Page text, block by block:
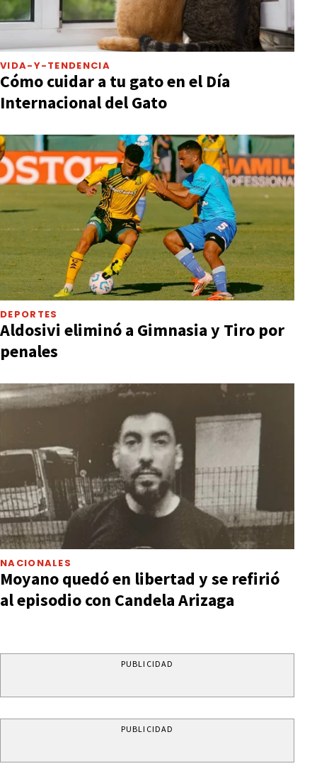
VIDA-Y-TENDENCIA
Cómo cuidar a tu gato en el Día
Internacional del Gato
DEPORTES
Aldosivi eliminó a Gimnasia y Tiro por
penales
NACIONALES
Moyano quedó en libertad y se refirió
al episodio con Candela Arizaga
PUBLICIDAD
PUBLICIDAD